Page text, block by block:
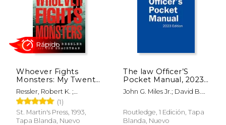
Rápido
Whoever Fights
Monsters: My Twenty
Years Tracking Serial
Killers for the fbi
(True Crime Classics)
(en Inglés)
Ressler, Robert K. ;
Shachtman, Tom ; Spicer,
Charles
(1)
St. Martin's Press, 1993,
Tapa Blanda, Nuevo
The law Officer’S
Pocket Manual, 2023
Edition (en Inglés)
John G. Miles Jr.; David B.
Scudellari
Routledge, 1 Edición, Tapa
Blanda, Nuevo